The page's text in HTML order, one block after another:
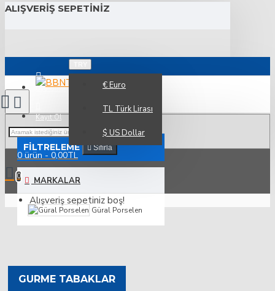
ALIŞVERIŞ SEPETINIZ
Üye Girişi
Kayıt Ol
€ Euro
TL Türk Lirası
$ US Dollar
0 ürün - 0,00TL
0
Alışveriş sepetiniz boş!
FILTRELEME Sıfırla
MARKALAR
Güral Porselen
GURME TABAKLAR